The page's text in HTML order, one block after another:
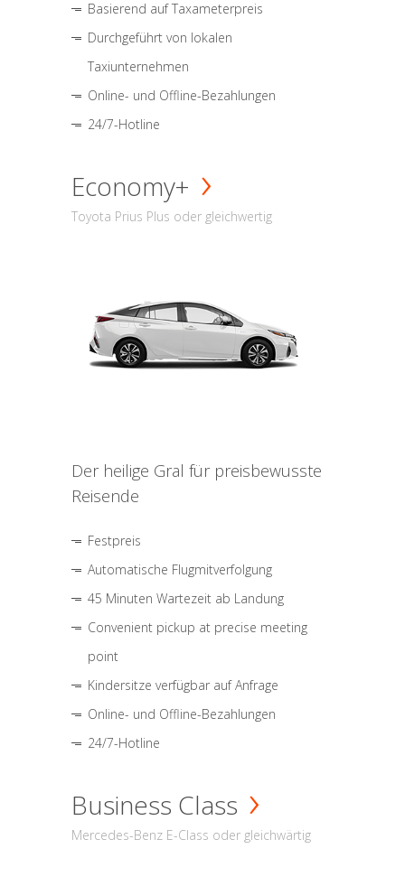
Basierend auf Taxameterpreis
Durchgeführt von lokalen
Taxiunternehmen
Online- und Offline-Bezahlungen
24/7-Hotline
Economy+
Toyota Prius Plus oder gleichwertig
Der heilige Gral für preisbewusste
Reisende
Festpreis
Automatische Flugmitverfolgung
45 Minuten Wartezeit ab Landung
Convenient pickup at precise meeting
point
Kindersitze verfügbar auf Anfrage
Online- und Offline-Bezahlungen
24/7-Hotline
Business Class
Mercedes-Benz E-Class oder gleichwärtig